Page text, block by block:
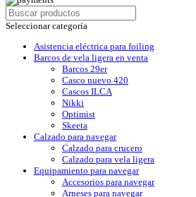
Seleccionar categoría
Asistencia eléctrica para foiling
Barcos de vela ligera en venta
Barcos 29er
Casco nuevo 420
Cascos ILCA
Nikki
Optimist
Skeeta
Calzado para navegar
Calzado para crucero
Calzado para vela ligera
Equipamiento para navegar
Accesorios para navegar
Arneses para navegar